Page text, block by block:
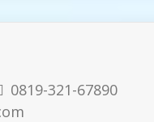
0819-321-67890